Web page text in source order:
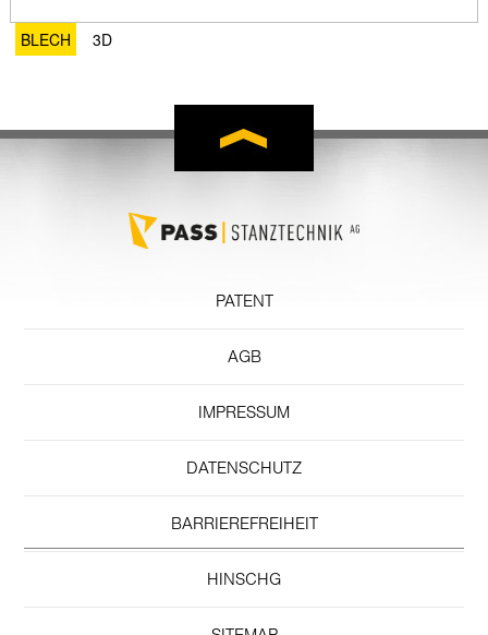
BLECH 3D
PATENT
AGB
IMPRESSUM
DATENSCHUTZ
BARRIEREFREIHEIT
HINSCHG